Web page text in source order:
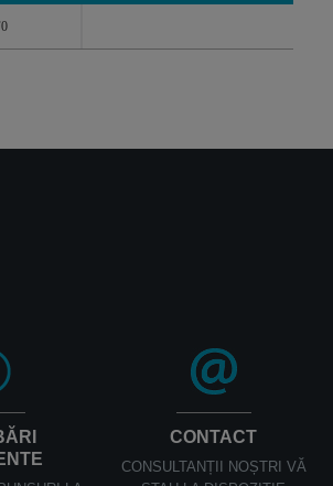
CONTACT
CONSULTANȚII NOȘTRI VĂ